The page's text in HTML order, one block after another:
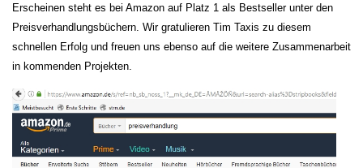
Erscheinen steht es bei Amazon auf Platz 1 als Bestseller unter den
Preisverhandlungsbüchern. Wir gratulieren Tim Taxis zu diesem
schnellen Erfolg und freuen uns ebenso auf die weitere Zusammenarbeit
in kommenden Projekten.